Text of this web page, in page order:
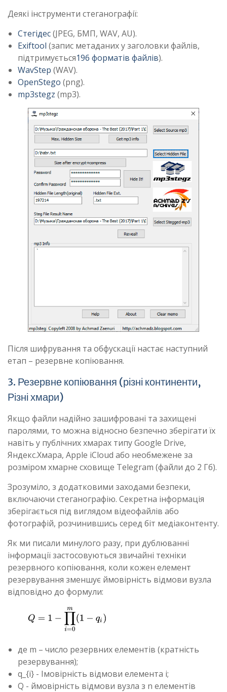
Деякі інструменти стеганографії:
Стегідес(JPEG, БМП, WAV, AU).
Exiftool (запис метаданих у заголовки файлів,
підтримується196 форматів файлів).
WavStep (WAV).
OpenStego (png).
mp3stegz (mp3).
Після шифрування та обфускації настає наступний
етап – резервне копіювання.
3. Резервне копіювання (різні континенти,
Різні хмари)
Якщо файли надійно зашифровані та захищені
паролями, то можна відносно безпечно зберігати їх
навіть у публічних хмарах типу Google Drive,
Яндекс.Хмара, Apple iCloud або необмежене за
розміром хмарне сховище Telegram (файли до 2 Гб).
Зрозуміло, з додатковими заходами безпеки,
включаючи стеганографію. Секретна інформація
зберігається під виглядом відеофайлів або
фотографій, розчинившись серед біт медіаконтенту.
Як ми писали минулого разу, при дублюванні
інформації застосовуються звичайні техніки
резервного копіювання, коли кожен елемент
резервування зменшує ймовірність відмови вузла
відповідно до формули:
де m – число резервних елементів (кратність
резервування);
q_{i} - Імовірність відмови елемента i;
Q - ймовірність відмови вузла з n елементів